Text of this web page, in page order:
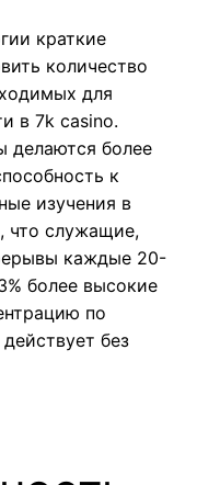
краткие
количество
для
в 7k casino.
делаются более
к
изучения в
что служащие,
каждые 20-
более высокие
по
без